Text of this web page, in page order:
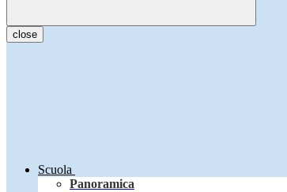
close
Scuola
Panoramica